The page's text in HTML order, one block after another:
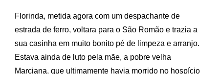
Florinda, metida agora com um despachante de
estrada de ferro, voltara para o São Romão e trazia a
sua casinha em muito bonito pé de limpeza e arranjo.
Estava ainda de luto pela mãe, a pobre velha
Marciana, que ultimamente havia morrido no hospício